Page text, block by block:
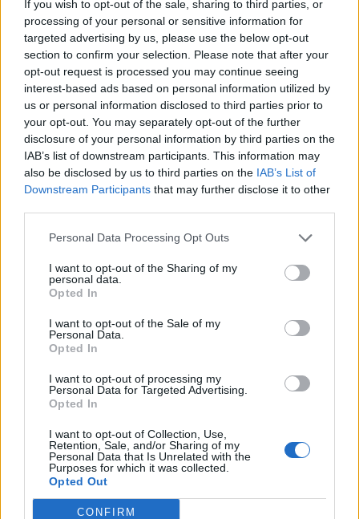
If you wish to opt-out of the sale, sharing to third parties, or
processing of your personal or sensitive information for
targeted advertising by us, please use the below opt-out
section to confirm your selection. Please note that after your
opt-out request is processed you may continue seeing
interest-based ads based on personal information utilized by
us or personal information disclosed to third parties prior to
your opt-out. You may separately opt-out of the further
disclosure of your personal information by third parties on the
IAB’s list of downstream participants. This information may
also be disclosed by us to third parties on the IAB’s List of
Downstream Participants that may further disclose it to other
Personal Data Processing Opt Outs
I want to opt-out of the Sharing of my
personal data.
Opted In
I want to opt-out of the Sale of my
Personal Data.
Opted In
I want to opt-out of processing my
Personal Data for Targeted Advertising.
Opted In
I want to opt-out of Collection, Use,
Retention, Sale, and/or Sharing of my
Personal Data that Is Unrelated with the
Purposes for which it was collected.
Opted Out
CONFIRM
Γιώργος Χριστοδούλου: «Προσπάθησα να
γίνω δημοφιλής…»
CELEBRITIES
Ευρυδίκη Βαλαβάνη: Οικογενειακές στιγμές
στην Εύβοια μαζί με τον Γρηγόρη Μόργκαν
και τον γιο τους – «Αυτή είναι η πραγματική
πολυτέλεια»
CELEBRITIES